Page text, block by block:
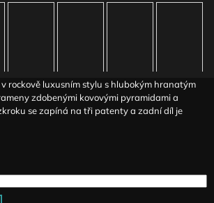
rockově luxusním stylu s hlubokým hranatým
zdobenými kovovými pyramidami a
se zapíná na tři patenty a zadní díl je